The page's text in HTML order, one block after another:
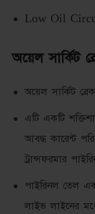
Low Oil
অয়েল সার্কিট
অয়েল সার্কিট
এটি একটি
আবদ্ধ কারেন্ট
ট্রান্সফরমার
পাইরিনল তেল
লাইভ লাইনের